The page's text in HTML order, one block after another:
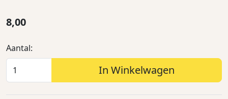
8,00
Aantal:
In Winkelwagen